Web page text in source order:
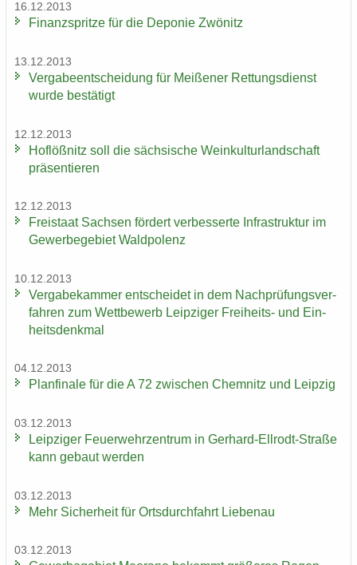
16.12.2013
Fi­nanz­sprit­ze für die De­po­nie Zwö­nitz
13.12.2013
Ver­ga­be­ent­schei­dung für Mei­ße­ner Ret­tungs­dienst
wurde be­stä­tigt
12.12.2013
Hof­löß­nitz soll die säch­si­sche Wein­kul­tur­land­schaft
prä­sen­tie­ren
12.12.2013
Frei­staat Sach­sen för­dert ver­bes­ser­te In­fra­struk­tur im
Ge­wer­be­ge­biet Wald­po­lenz
10.12.2013
Ver­ga­be­kam­mer ent­schei­det in dem Nach­prü­fungs­ver­
fah­ren zum Wett­be­werb Leip­zi­ger Freiheits-​ und Ein­
heits­denk­mal
04.12.2013
Plan­fi­na­le für die A 72 zwi­schen Chem­nitz und Leip­zig
03.12.2013
Leip­zi­ger Feu­er­wehr­zen­trum in Gerhard-​Ellrodt-Straße
kann ge­baut wer­den
03.12.2013
Mehr Si­cher­heit für Orts­durch­fahrt Lie­be­nau
03.12.2013